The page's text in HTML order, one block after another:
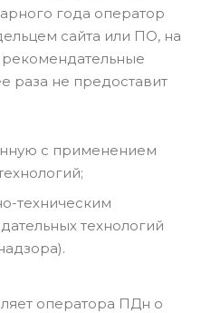
года оператор
сайта или ПО, на
раза не предоставит
с применением
техническим
технологий
оператора ПДн о